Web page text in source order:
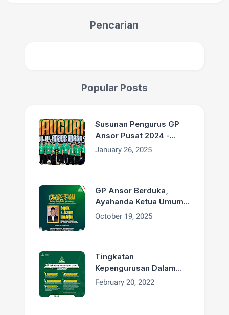
Pencarian
Popular Posts
Susunan Pengurus GP
Ansor Pusat 2024 -
2029
January 26, 2025
GP Ansor Berduka,
Ayahanda Ketua Umum
H. Addin Jauharudin,
October 19, 2025
Tingkatan
Kepengurusan Dalam
Organisasi GP Ansor
February 20, 2022